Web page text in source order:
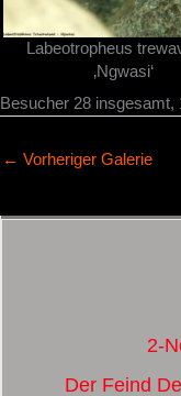
Labeotropheus
‚Ngwasi‘
Besucher 28 insgesamt,
← Vorheriger Galerie
2-
Der Feind